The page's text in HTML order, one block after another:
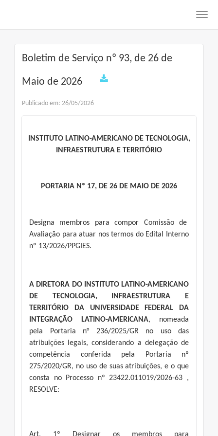
Boletim de Serviço nº 93, de 26 de
Maio de 2026
Publicado em: 26/05/2026
INSTITUTO LATINO-AMERICANO DE TECNOLOGIA,
INFRAESTRUTURA E TERRITÓRIO
PORTARIA Nº 17, DE 26 DE MAIO DE 2026
Designa membros para compor Comissão de
Avaliação para atuar nos termos do Edital Interno
nº 13/2026/PPGIES.
A DIRETORA DO INSTITUTO LATINO-AMERICANO
DE TECNOLOGIA, INFRAESTRUTURA E
TERRITÓRIO DA UNIVERSIDADE FEDERAL DA
INTEGRAÇÃO LATINO-AMERICANA, nomeada
pela Portaria n° 236/2025/GR no uso das
atribuições legais, considerando a delegação de
competência conferida pela Portaria nº
275/2020/GR, no uso de suas atribuições, e o que
consta no Processo nº 23422.011019/2026-63 ,
RESOLVE: